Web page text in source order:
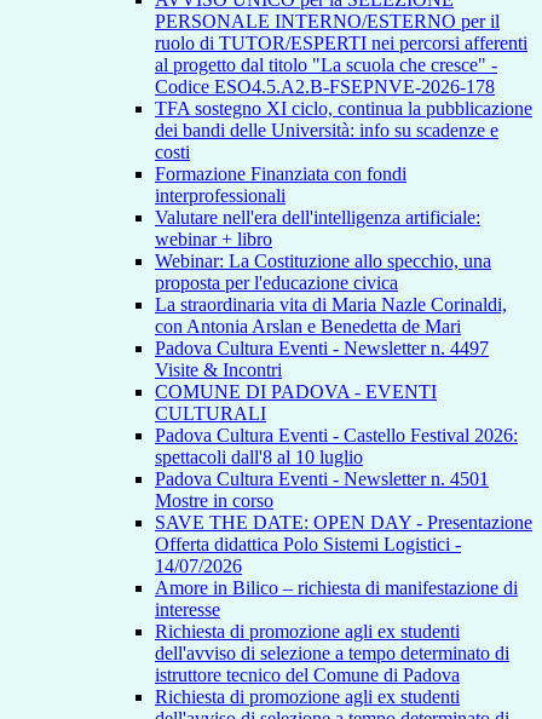
PERSONALE INTERNO/ESTERNO per il
ruolo di TUTOR/ESPERTI nei percorsi afferenti
al progetto dal titolo "La scuola che cresce" -
Codice ESO4.5.A2.B-FSEPNVE-2026-178
TFA sostegno XI ciclo, continua la pubblicazione
dei bandi delle Università: info su scadenze e
costi
Formazione Finanziata con fondi
interprofessionali
Valutare nell'era dell'intelligenza artificiale:
webinar + libro
Webinar: La Costituzione allo specchio, una
proposta per l'educazione civica
La straordinaria vita di Maria Nazle Corinaldi,
con Antonia Arslan e Benedetta de Mari
Padova Cultura Eventi - Newsletter n. 4497
Visite & Incontri
COMUNE DI PADOVA - EVENTI
CULTURALI
Padova Cultura Eventi - Castello Festival 2026:
spettacoli dall'8 al 10 luglio
Padova Cultura Eventi - Newsletter n. 4501
Mostre in corso
SAVE THE DATE: OPEN DAY - Presentazione
Offerta didattica Polo Sistemi Logistici -
14/07/2026
Amore in Bilico – richiesta di manifestazione di
interesse
Richiesta di promozione agli ex studenti
dell'avviso di selezione a tempo determinato di
istruttore tecnico del Comune di Padova
Richiesta di promozione agli ex studenti